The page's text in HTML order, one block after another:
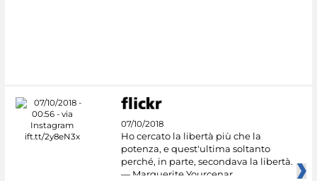
07/10/2018
Ho cercato la libertà più che la
potenza, e quest'ultima soltanto
perché, in parte, secondava la libertà.
— Marguerite Yourcenar